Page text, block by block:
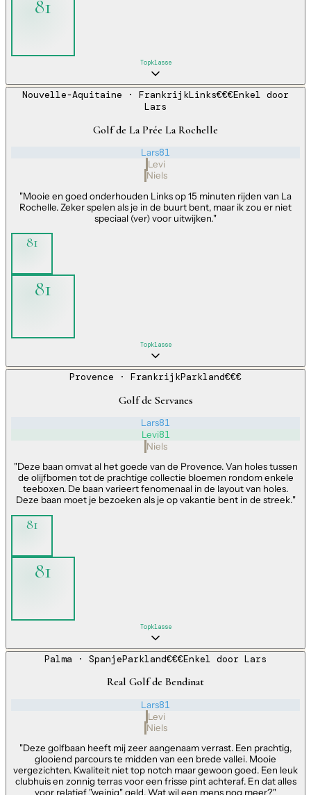
81
Topklasse
Nouvelle-Aquitaine · FrankrijkLinks€€€Enkel door
Lars
Golf de La Prée La Rochelle
Lars81
Levi
Niels
"Mooie en goed onderhouden Links op 15 minuten rijden van La
Rochelle. Zeker spelen als je in de buurt bent, maar ik zou er niet
speciaal (ver) voor uitwijken."
81
81
Topklasse
Provence · FrankrijkParkland€€€
Golf de Servanes
Lars81
Levi81
Niels
"Deze baan omvat al het goede van de Provence. Van holes tussen
de olijfbomen tot de prachtige collectie bloemen rondom enkele
teeboxen. De baan varieert fenomenaal in de layout van holes.
Deze baan moet je bezoeken als je op vakantie bent in de streek."
81
81
Topklasse
Palma · SpanjeParkland€€€Enkel door Lars
Real Golf de Bendinat
Lars81
Levi
Niels
"Deze golfbaan heeft mij zeer aangenaam verrast. Een prachtig,
glooiend parcours te midden van een brede vallei. Mooie
vergezichten. Kwaliteit niet top notch maar gewoon goed. Een leuk
clubhuis en zonnig terras voor een frisse pint achteraf. En dat alles
voor relatief "weinig" geld. Wat wil een mens nog meer?"